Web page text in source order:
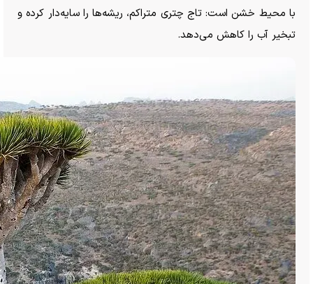
با محیط خشن است: تاج چتری متراکم، ریشه‌ها را سایه‌دار کرده و
تبخیر آب را کاهش می‌دهد.